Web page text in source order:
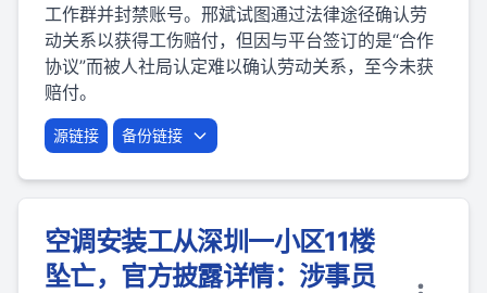
工作群并封禁账号。邢斌试图通过法律途径确认劳
动关系以获得工伤赔付，但因与平台签订的是“合作
协议”而被人社局认定难以确认劳动关系，至今未获
赔付。
源链接 备份链接
空调安装工从深圳一小区11楼
坠亡，官方披露详情：涉事员